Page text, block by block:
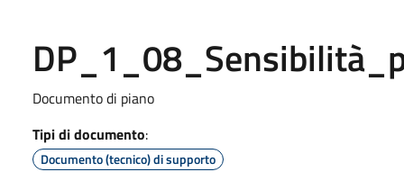
Documento di piano
Tipi di documento:
Documento (tecnico) di supporto